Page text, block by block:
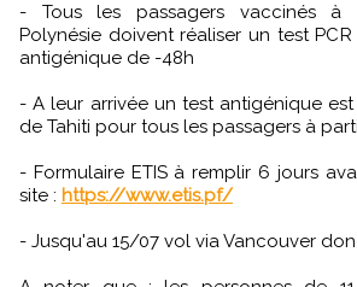
- Tous les passagers vaccinés à
Polynésie doivent réaliser un test
antigénique de -48h
- A leur arrivée un test antigénique est
de Tahiti pour tous les passagers à
- Formulaire ETIS à remplir 6 jours
site : https://www.etis.pf/
- Jusqu'au 15/07 vol via Vancouver